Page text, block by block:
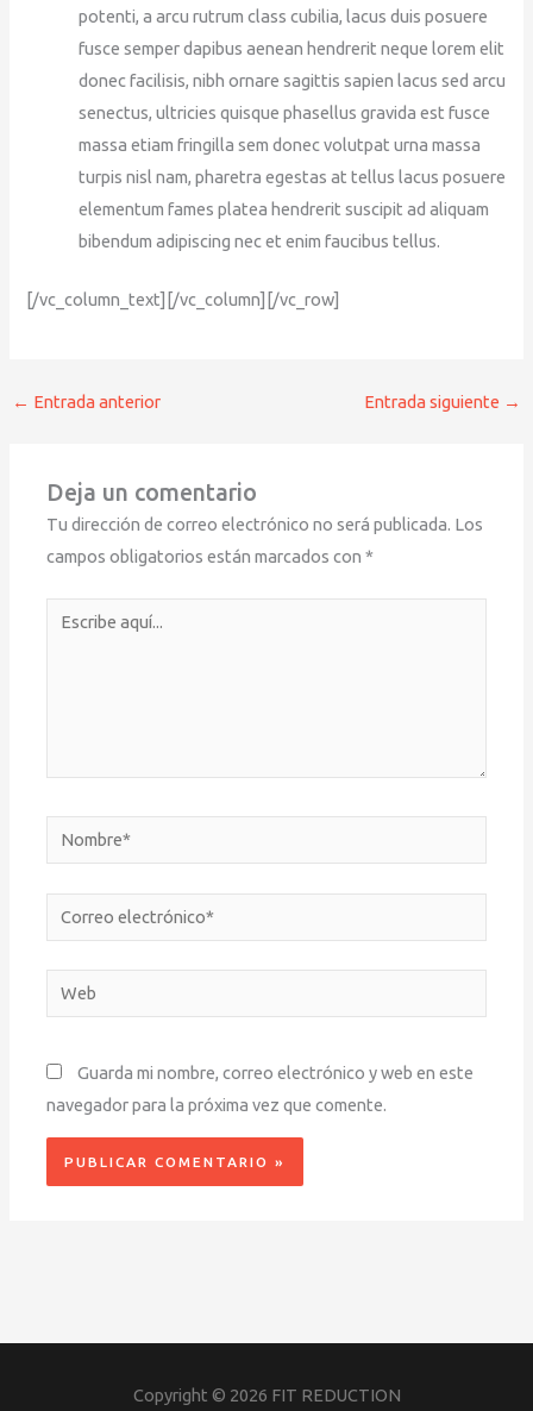
potenti, a arcu rutrum class cubilia, lacus duis posuere
fusce semper dapibus aenean hendrerit neque lorem elit
donec facilisis, nibh ornare sagittis sapien lacus sed arcu
senectus, ultricies quisque phasellus gravida est fusce
massa etiam fringilla sem donec volutpat urna massa
turpis nisl nam, pharetra egestas at tellus lacus posuere
elementum fames platea hendrerit suscipit ad aliquam
bibendum adipiscing nec et enim faucibus tellus.
[/vc_column_text][/vc_column][/vc_row]
← Entrada anterior Entrada siguiente →
Deja un comentario
Tu dirección de correo electrónico no será publicada. Los
campos obligatorios están marcados con*
Escribe
Nombre*
Correo
electrónico*
Web
Guarda mi nombre, correo electrónico y web en este
navegador para la próxima vez que comente.
Copyright © 2026 FIT REDUCTION